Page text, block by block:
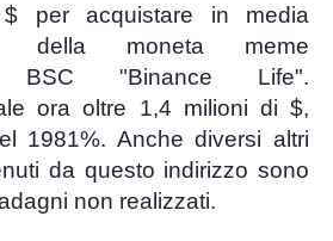
per acquistare in media
della moneta meme
BSC "Binance Life".
ora oltre 1,4 milioni di $,
1981%. Anche diversi altri
da questo indirizzo sono
non realizzati.